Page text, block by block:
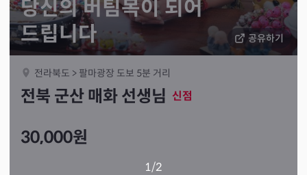
공유하기
당신의 버팀목이 되어
드립니다
전라북도 > 팔마광장 도보 5분 거리
전북 군산 매화 선생님 신점
30,000원
1/2